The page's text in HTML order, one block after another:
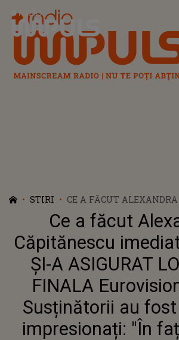
Radio Impuls
STIRI
CE A FĂCUT
IMEDIAT DUPĂ CE ȘI-A
ÎN FINALA EUROVISION
SUSȚINĂTORII AU FOST
IMPRESIONAȚI: "ÎN
Ce a făcut
Căpitănescu
ȘI-A ASIGURAT
FINALA
Susținătorii au
impresionați: "În